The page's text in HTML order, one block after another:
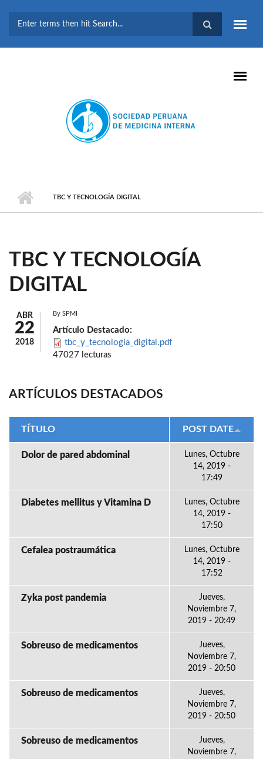
BÚSQUEDA
TBC Y TECNOLOGÍA DIGITAL
TBC Y TECNOLOGÍA
DIGITAL
ABR
22
2018
By SPMI
Artículo Destacado:
tbc_y_tecnologia_digital.pdf
47027 lecturas
ARTÍCULOS DESTACADOS
TÍTULO POST DATE
Dolor de pared abdominal
Lunes, Octubre
14, 2019 -
17:49
Diabetes mellitus y Vitamina D
Lunes, Octubre
14, 2019 -
17:50
Cefalea postraumática
Lunes, Octubre
14, 2019 -
17:52
Zyka post pandemia
Jueves,
Noviembre 7,
2019 - 20:49
Sobreuso de medicamentos
Jueves,
Noviembre 7,
2019 - 20:50
Sobreuso de medicamentos
Jueves,
Noviembre 7,
2019 - 20:50
Sobreuso de medicamentos
Jueves,
Noviembre 7,